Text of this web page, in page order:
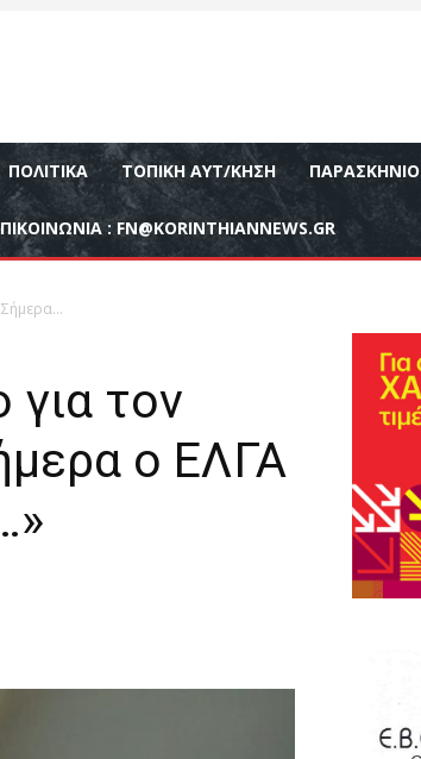
ΠΟΛΙΤΙΚΆ ΤΟΠΙΚΉ ΑΥΤ/ΚΗΣΗ ΠΑΡΑΣΚΉΝΙΟ
: FN@KORINTHIANNEWS.GR
για τον
ο ΕΛΓΑ